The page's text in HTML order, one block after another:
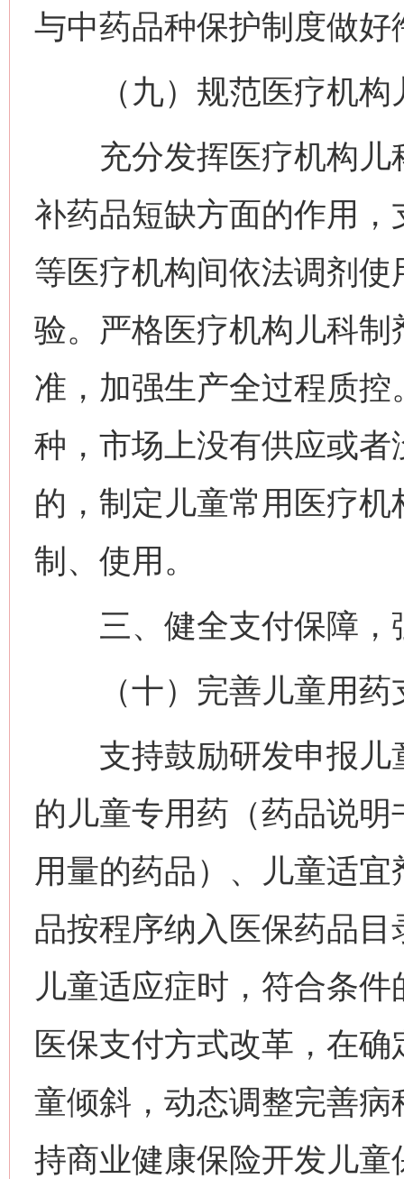
与中药品种保护制度做好
（九）规范医疗机构
充分发挥医疗机构儿
补药品短缺方面的作用
等医疗机构间依法调剂
验。严格医疗机构儿科
准，加强生产全过程质
种，市场上没有供应或
的，制定儿童常用医疗
制、使用。
三、健全支付保障，
（十）完善儿童用药
支持鼓励研发申报儿
的儿童专用药（药品说
用量的药品）、儿童适
品按程序纳入医保药品
儿童适应症时，符合条
医保支付方式改革，在
童倾斜，动态调整完善
持商业健康保险开发儿